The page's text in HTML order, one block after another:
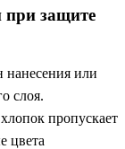
защите
нанесения или
слоя.
пропускает
цвета